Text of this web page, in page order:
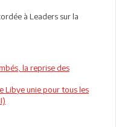
à Leaders sur la
la reprise des
Libye unie pour tous les